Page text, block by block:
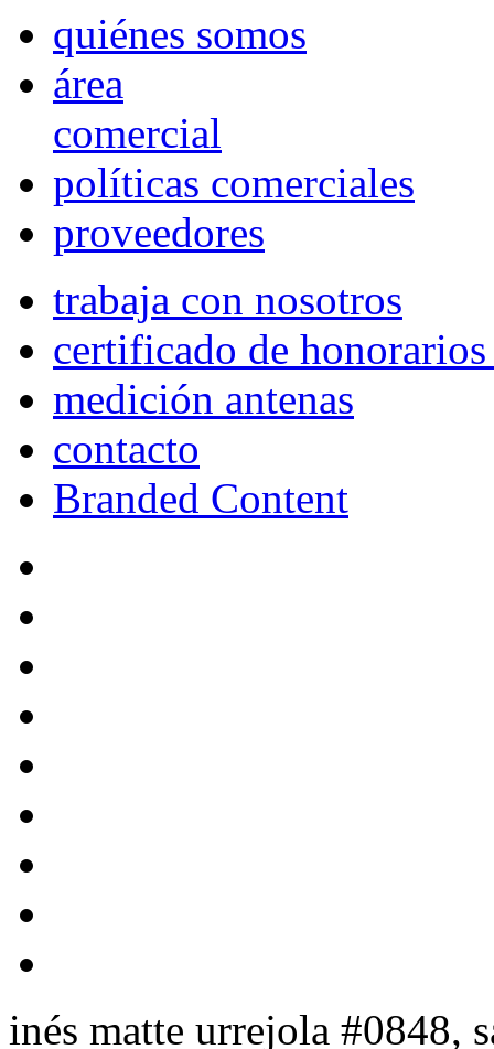
quiénes somos
área
comercial
políticas comerciales
proveedores
trabaja con nosotros
certificado de
medición antenas
contacto
Branded Content
inés matte urrejola #0848,